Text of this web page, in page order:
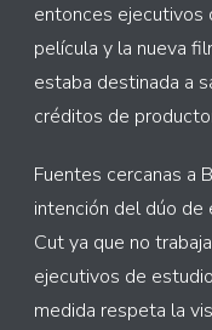
entonces ejecutivos
película y la nueva
estaba destinada a
créditos de
Fuentes cercanas a
intención del dúo de
Cut ya que no
ejecutivos de
medida respeta la